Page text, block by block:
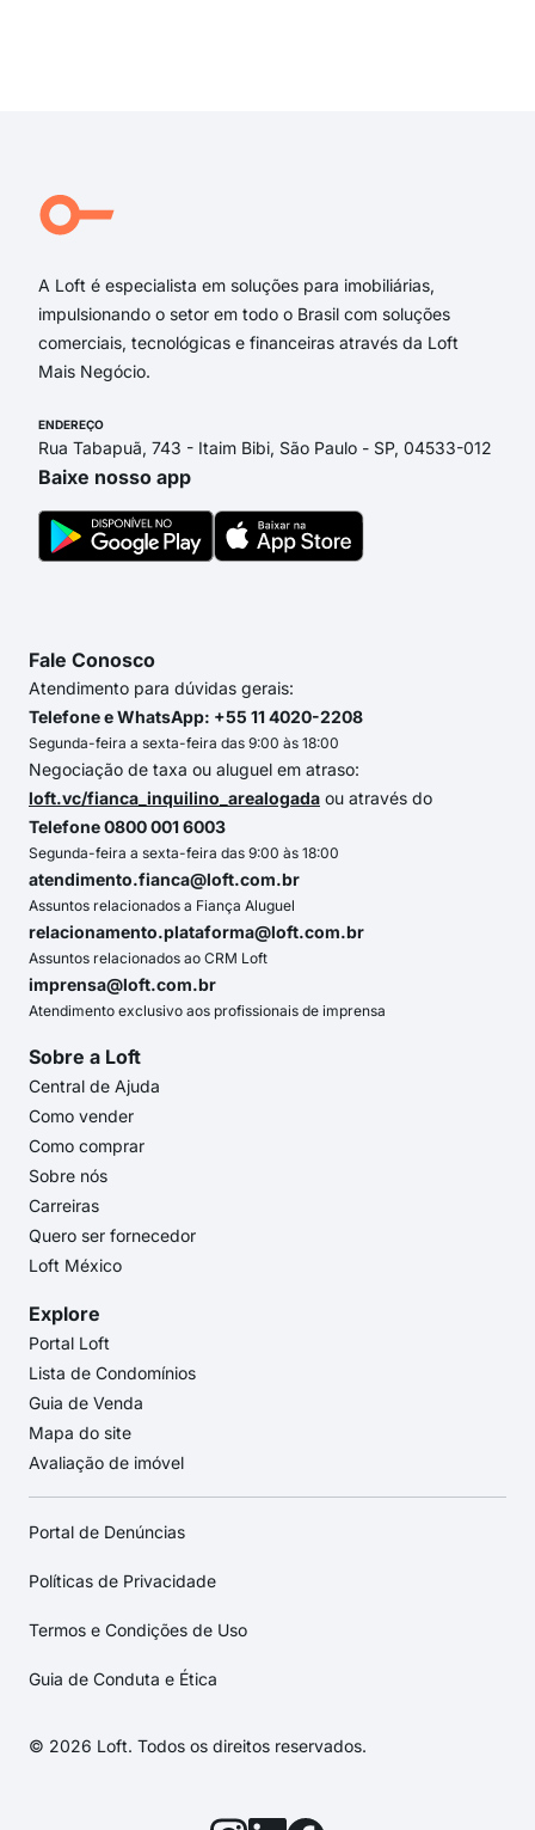
A Loft é especialista em soluções para imobiliárias,
impulsionando o setor em todo o Brasil com soluções
comerciais, tecnológicas e financeiras através da Loft
Mais Negócio.
ENDEREÇO
Rua Tabapuã, 743 - Itaim Bibi, São Paulo - SP, 04533-012
Baixe nosso app
Fale Conosco
Atendimento para dúvidas gerais:
Telefone e WhatsApp: +55 11 4020-2208
Segunda-feira a sexta-feira das 9:00 às 18:00
Negociação de taxa ou aluguel em atraso:
loft.vc/fianca_inquilino_arealogada ou através do
Telefone 0800 001 6003
Segunda-feira a sexta-feira das 9:00 às 18:00
atendimento.fianca@loft.com.br
Assuntos relacionados a Fiança Aluguel
relacionamento.plataforma@loft.com.br
Assuntos relacionados ao CRM Loft
imprensa@loft.com.br
Atendimento exclusivo aos profissionais de imprensa
Sobre a Loft
Central de Ajuda
Como vender
Como comprar
Sobre nós
Carreiras
Quero ser fornecedor
Loft México
Explore
Portal Loft
Lista de Condomínios
Guia de Venda
Mapa do site
Avaliação de imóvel
Portal de Denúncias
Políticas de Privacidade
Termos e Condições de Uso
Guia de Conduta e Ética
© 2026 Loft. Todos os direitos reservados.